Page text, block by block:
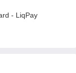
- LiqPay